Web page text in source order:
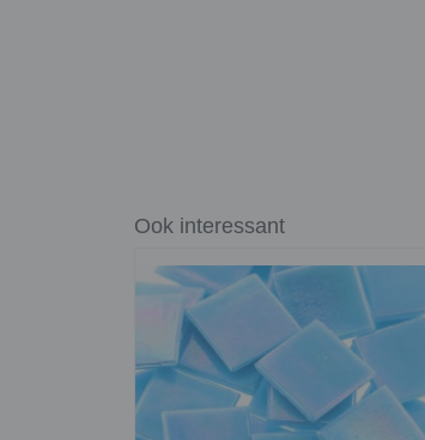
Ook interessant